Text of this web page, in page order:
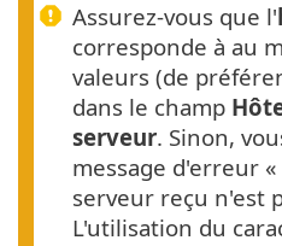
Assurez-vous que l'
corresponde à au
valeurs (de
dans le champ
serveur. Sinon,
message d'erreur
serveur reçu n'est
L'utilisation du